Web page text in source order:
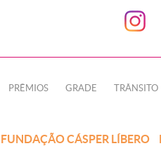
PRÊMIOS GRADE TRÂNSITO
FUNDAÇÃO CÁSPER LÍBERO